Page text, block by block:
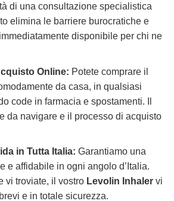
di una consultazione specialistica
elimina le barriere burocratiche e
disponibile per chi ne
Online: Potete comprare il
da casa, in qualsiasi
code in farmacia e spostamenti. Il
da navigare e il processo di acquisto
in Tutta Italia: Garantiamo una
e affidabile in ogni angolo d’Italia.
vi troviate, il vostro Levolin Inhalervi
e in totale sicurezza.